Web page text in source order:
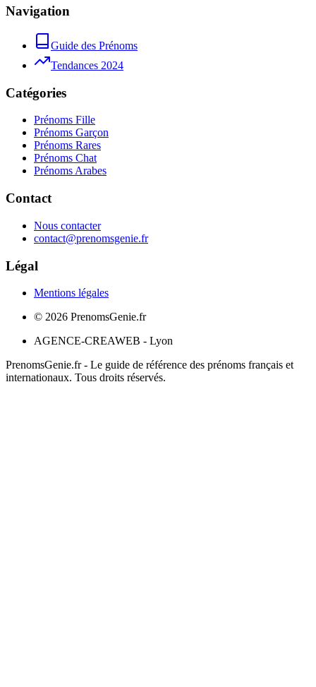
Navigation
Guide des Prénoms
Tendances 2024
Catégories
Prénoms Fille
Prénoms Garçon
Prénoms Rares
Prénoms Chat
Prénoms Arabes
Contact
Nous contacter
contact@prenomsgenie.fr
Légal
Mentions légales
© 2026 PrenomsGenie.fr
AGENCE-CREAWEB - Lyon
PrenomsGenie.fr - Le guide de référence des prénoms français et
internationaux. Tous droits réservés.